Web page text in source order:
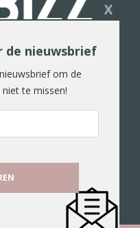
en beeld
X
de nieuwsbrief
om de
te missen!